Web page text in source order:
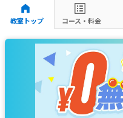
教室トップ コース・料金